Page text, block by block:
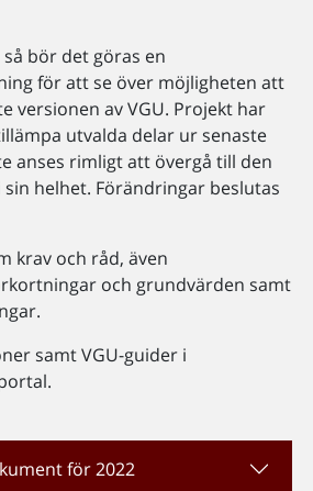
bör det göras en
för att se över möjligheten att
versionen av VGU. Projekt har
utvalda delar ur senaste
anses rimligt att övergå till den
helhet. Förändringar beslutas
krav och råd, även
och grundvärden samt
samt VGU-guider i
för 2022